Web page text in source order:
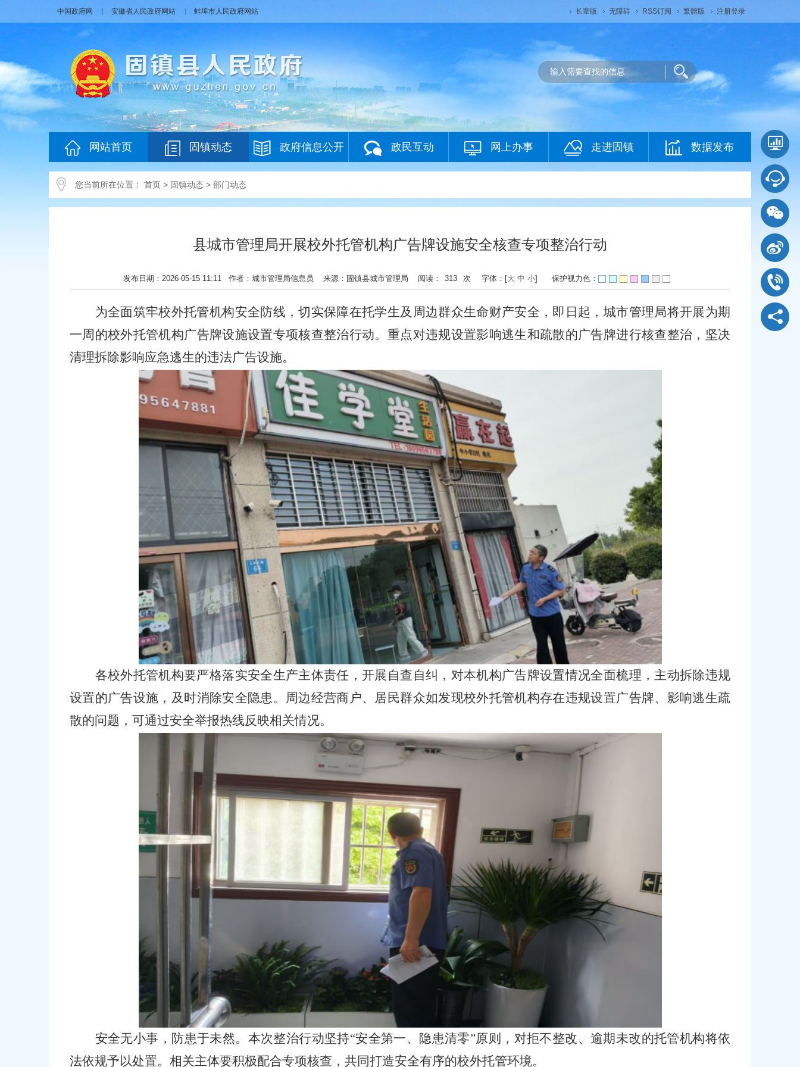
中国政府网 安徽省人民政府网站 蚌埠市人民政府网站 长辈版 无障碍 RSS订阅 繁體版 注册登录
网站首页 固镇动态 政府信息公开 政民互动 网上办事 走进固镇 数据发布
您当前所在位置： 首页 > 固镇动态 > 部门动态
县城市管理局开展校外托管机构广告牌设施安全核查专项整治行动
发布日期：2026-05-15 11:11 作者：城市管理局信息员 来源：固镇县城市管理局 阅读： 313 次 字体：[大 中 小] 保护视力色：
为全面筑牢校外托管机构安全防线，切实保障在托学生及周边群众生命财产安全，即日起， 城市管理局将开展为期
一周的校外托管机构广告牌设施设置专项核查整治行动。重点对违规设置影响逃生和疏散的广告牌进行核查整治，坚决
清理拆除影响应急逃生的违法广告设施。
各校外托管机构要严格落实安全生产主体责任，开展自查自纠，对本机构广告牌设置情况全面梳理，主动拆除违规
设置的广告设施，及时消除安全隐患。周边经营商户、居民群众如发现校外托管机构存在违规设置广告牌、影响逃生疏
散的问题，可通过安全举报热线反映相关情况。
安全无小事，防患于未然。本次整治行动坚持“安全第一、隐患清零”原则，对拒不整改、逾期未改的托管机构将依
法依规予以处置。相关主体要积极配合专项核查，共同打造安全有序的校外托管环境。